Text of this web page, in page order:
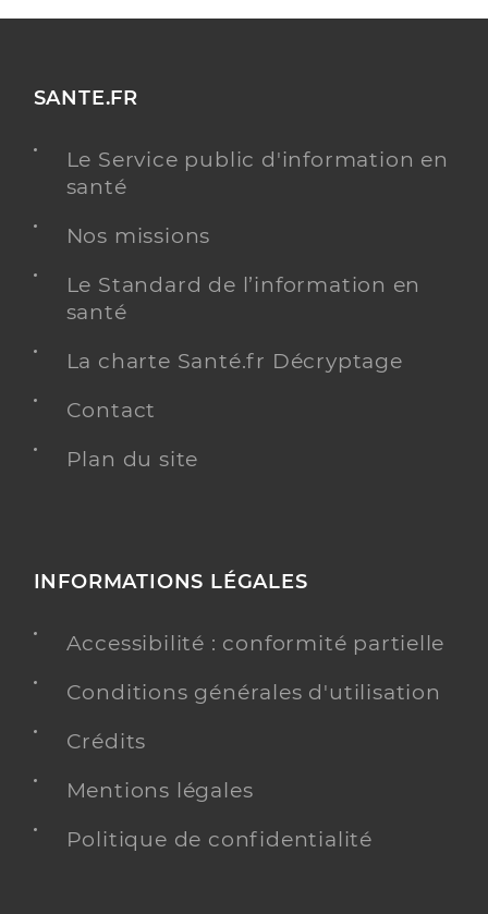
SANTE.FR
Le Service public d'information en
santé
Nos missions
Le Standard de l’information en
santé
La charte Santé.fr Décryptage
Contact
Plan du site
INFORMATIONS LÉGALES
Accessibilité : conformité partielle
Conditions générales d'utilisation
Crédits
Mentions légales
Politique de confidentialité